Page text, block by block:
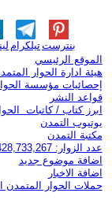
تيلكرامبنترست
الموقع الرئيسي
هيئة ادارة الحوار
إحصائيات مؤسسة
قواعد النشر
ابرز كتاب / كاتبات
يوتيوب التمدن
مكتبة التمدن
عدد الزوار: 3,428,733,267
اضافة موضوع جديد
اضافة الاخبار
حملات الحوار المتمدن